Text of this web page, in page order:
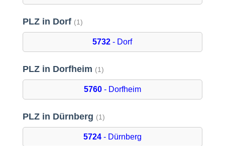
PLZ in Dorf (1)
5732 - Dorf
PLZ in Dorfheim (1)
5760- Dorfheim
PLZ in Dürnberg (1)
5724- Dürnberg